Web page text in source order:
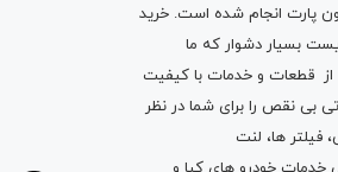
پارت انجام شده است. خرید
بسیار دشوار که ما
قطعات و خدمات با کیفیت
بی نقص را برای شما در نظر
، فیلتر ها، لنت